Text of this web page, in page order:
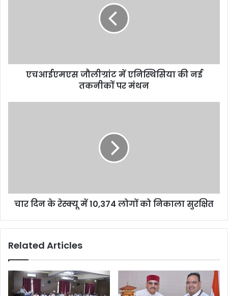
एचआईएमएस जौलीग्रांट में एनिस्थिसिया की नई
तकनीकों पर मंथन
चार दिन के रेस्क्यू में 10,374 लोगों को निकाला सुरक्षित
Related Articles